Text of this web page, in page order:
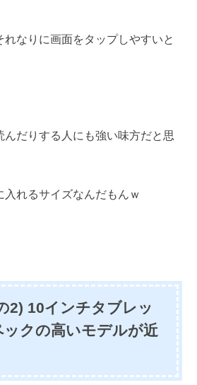
なりに画面をタップしやすいと
んだりする人にも強い味方だと思
れるサイズなんだもんｗ
2) 10インチタブレッ
ックの高いモデルが近